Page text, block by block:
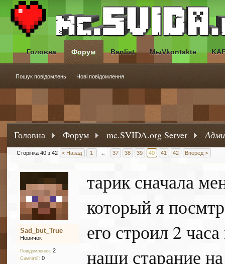
Головна Форум mc.SVIDA.org Server
Сторінка 40 з 42 < Назад 1 ← 37 38 39 40 41 42 Вперед >
Sad_but_True
Новичок
Повідомлення: 2
Симпатії: 0
тарик сначала
который я
его строил 2
наши старание
Головна Форум
Пошук повідомлень Нові повідомлення
Banlist МыVkontakte